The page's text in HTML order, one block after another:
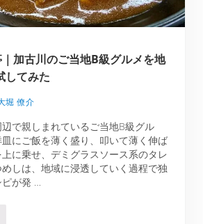
加古川のご当地B級グルメを地
してみた
堀 僚介
で親しまれているご当地B級グル
にご飯を薄く盛り、叩いて薄く伸ば
に乗せ、デミグラスソース系のタレ
しは、地域に浸透していく過程で独
ピが発 …